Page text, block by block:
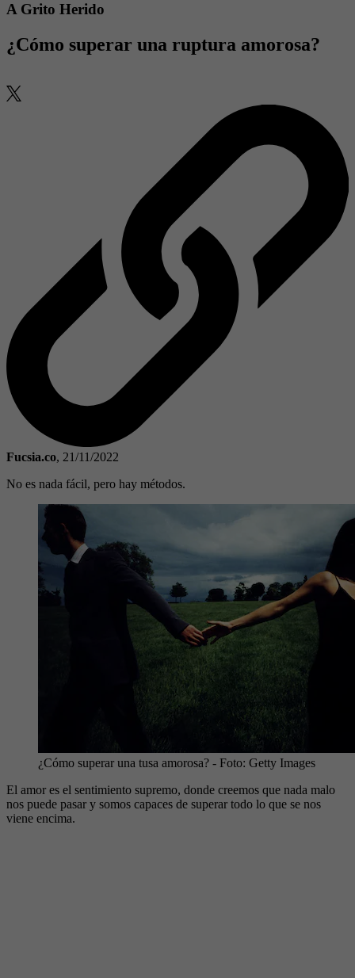
A Grito Herido
¿Cómo superar una ruptura amorosa?
Fucsia.co, 21/11/2022
No es nada fácil, pero hay métodos.
¿Cómo superar una tusa amorosa? - Foto: Getty Images
El amor es el sentimiento supremo, donde creemos que nada malo
nos puede pasar y somos capaces de superar todo lo que se nos
viene encima.